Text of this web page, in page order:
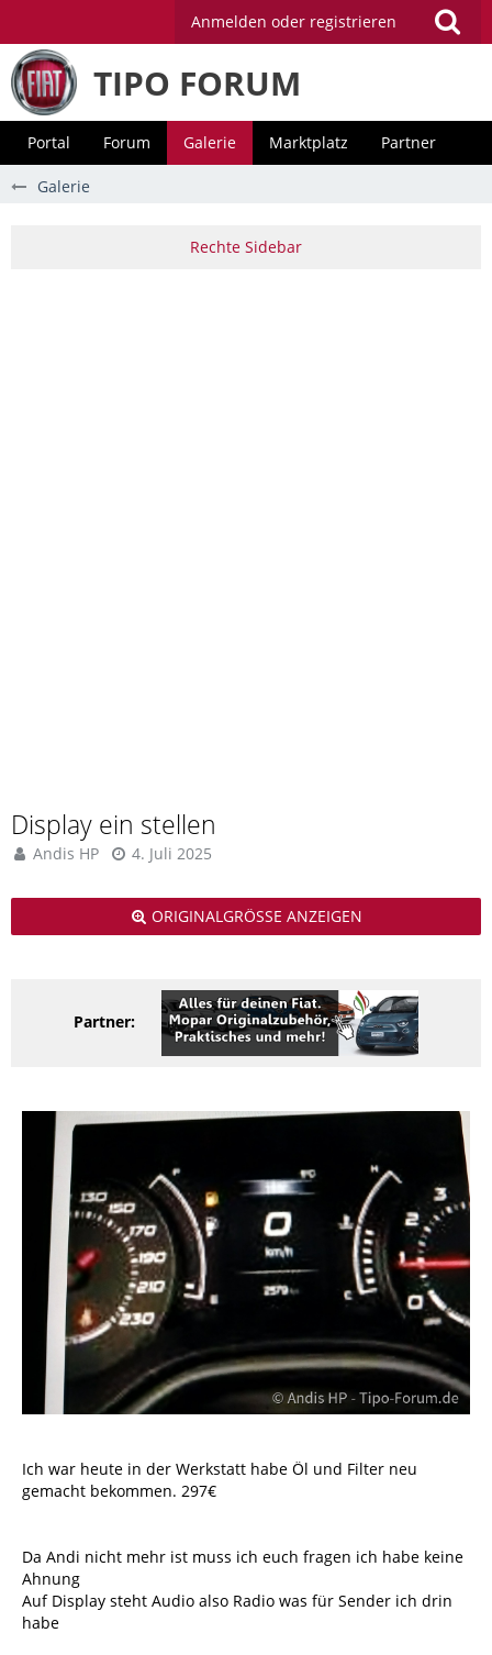
Anmelden oder registrieren
TIPO FORUM
Portal Forum Galerie Marktplatz Partner
Galerie
Display ein stellen
Andis HP 4. Juli 2025
ORIGINALGRÖSSE ANZEIGEN
Partner:
Ich war heute in der Werkstatt habe Öl und Filter neu
gemacht bekommen. 297€
Da Andi nicht mehr ist muss ich euch fragen ich habe keine
Ahnung
Auf Display steht Audio also Radio was für Sender ich drin
habe